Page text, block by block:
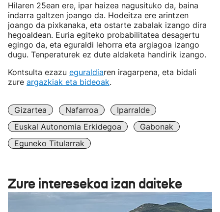
Hilaren 25ean ere, ipar haizea nagusituko da, baina
indarra galtzen joango da. Hodeitza ere arintzen
joango da pixkanaka, eta ostarte zabalak izango dira
hegoaldean. Euria egiteko probabilitatea desagertu
egingo da, eta eguraldi lehorra eta argiagoa izango
dugu. Tenperaturek ez dute aldaketa handirik izango.
Kontsulta ezazu eguraldiaren iragarpena, eta bidali
zure argazkiak eta bideoak.
Gizartea Nafarroa
Iparralde
Euskal Autonomia Erkidegoa
Gabonak
Eguneko Titularrak
Zure interesekoa izan daiteke